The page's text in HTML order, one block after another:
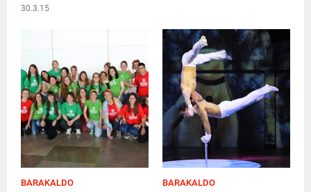
30.3.15
BARAKALDO BARAKALDO